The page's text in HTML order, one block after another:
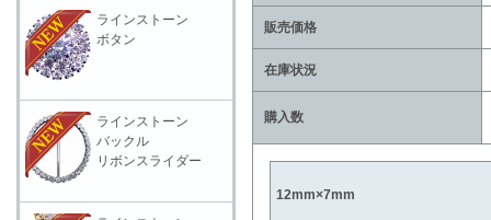
販売価格
在庫状況
購入数
12mm×7mm
ラインストーン
ボタン
ラインストーン
バックル
リボンスライダー